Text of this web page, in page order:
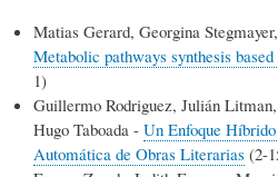
Matias Gerard, Georgina
Metabolic pathways synthesis
1)
Guillermo Rodriguez, Julián
Hugo Taboada - Un Enfoque
Automática de Obras Literarias (2-